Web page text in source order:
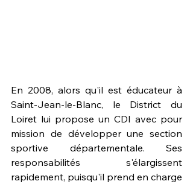
En 2008, alors qu'il est éducateur à
Saint-Jean-le-Blanc, le District du
Loiret lui propose un CDI avec pour
mission de développer une section
sportive départementale. Ses
responsabilités s'élargissent
rapidement, puisqu'il prend en charge